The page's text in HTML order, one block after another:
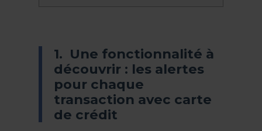
1. Une fonctionnalité à
découvrir : les alertes
pour chaque
transaction avec carte
de crédit